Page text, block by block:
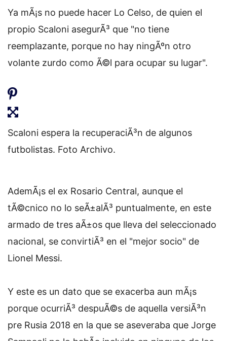
Ya mÃ¡s no puede hacer Lo Celso, de quien el
propio Scaloni asegurÃ³ que "no tiene
reemplazante, porque no hay ningÃºn otro
volante zurdo como Ã©l para ocupar su lugar".
Scaloni espera la recuperaciÃ³n de algunos
futbolistas. Foto Archivo.
AdemÃ¡s el ex Rosario Central, aunque el
tÃ©cnico no lo seÃ±alÃ³ puntualmente, en este
armado de tres aÃ±os que lleva del seleccionado
nacional, se convirtiÃ³ en el "mejor socio" de
Lionel Messi.
Y este es un dato que se exacerba aun mÃ¡s
porque ocurriÃ³ despuÃ©s de aquella versiÃ³n
pre Rusia 2018 en la que se aseveraba que Jorge